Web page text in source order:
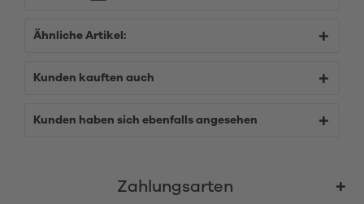
Ähnliche Artikel:
Kunden kauften auch
Kunden haben sich ebenfalls angesehen
Zahlungsarten